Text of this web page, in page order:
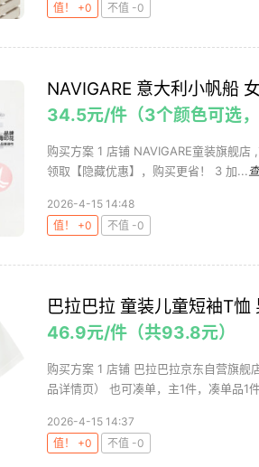
值！ +0
不值 -0
NAVIGARE 意大利小帆船
34.5元/件（3个颜色可选
购买方案 1 店铺 NAVIGARE童装旗舰
领取【隐藏优惠】，购买更省！ 3 加...
2026-4-15 14:48
值！ +0
不值 -0
巴拉巴拉 童装儿童短袖T
46.9元/件（共93.8元）
购买方案 1 店铺 巴拉巴拉京东自营旗
品详情页） 也可凑单，主1件，凑单品1
2026-4-15 14:37
值！ +0
不值 -0